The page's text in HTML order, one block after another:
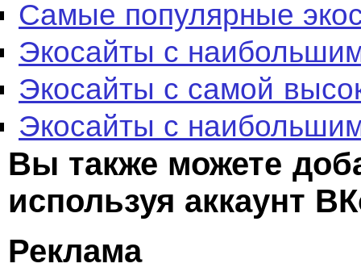
Самые популярные
Экосайты с
Экосайты с самой
Экосайты с
Вы также можете
используя аккаунт
Реклама